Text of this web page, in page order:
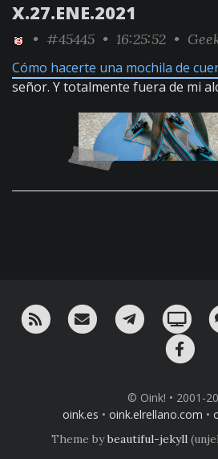
X.27.ENE.2021
• #45445 • 16:25:52 •
Cómo hacerte una mochila de
señor. Y totalmente fuera de mi
RSS ¡Mándame un email!
¡Nuestro
© Oink! • 2001-
oink.es • oink.elrellano.com •
Theme bybeautiful-jekyll